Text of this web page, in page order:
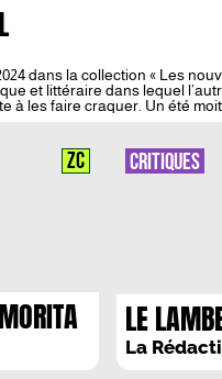
dans la collection « Les
et littéraire dans lequel
à les faire craquer. Un été
ZC
LE
La
CRITIQUES